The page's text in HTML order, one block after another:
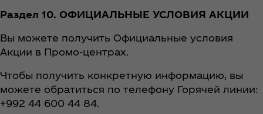
Раздел 10. ОФИЦИАЛЬНЫЕ УСЛОВИЯ АКЦИИ
Вы можете получить Официальные условия
Акции в Промо-центрах.
Чтобы получить конкретную информацию, вы
можете обратиться по телефону Горячей линии:
+992 44 600 44 84.